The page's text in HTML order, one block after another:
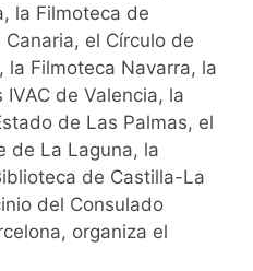
la Filmoteca de
el Círculo de
Filmoteca Navarra, la
de Valencia, la
de Las Palmas, el
de La Laguna, la
de Castilla-La
del Consulado
organiza el